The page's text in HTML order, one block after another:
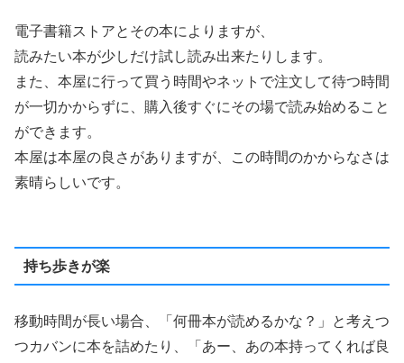
電子書籍ストアとその本によりますが、
読みたい本が少しだけ試し読み出来たりします。
また、本屋に行って買う時間やネットで注文して待つ時間
が一切かからずに、購入後すぐにその場で読み始めること
ができます。
本屋は本屋の良さがありますが、この時間のかからなさは
素晴らしいです。
持ち歩きが楽
移動時間が長い場合、「何冊本が読めるかな？」と考えつ
つカバンに本を詰めたり、「あー、あの本持ってくれば良